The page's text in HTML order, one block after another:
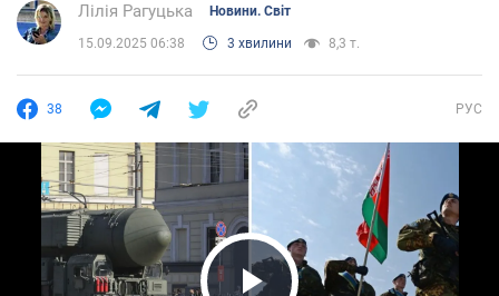
Лілія Рагуцька Новини. Світ
15.09.2025 06:38 3 хвилини 8,3 т.
38 РУС